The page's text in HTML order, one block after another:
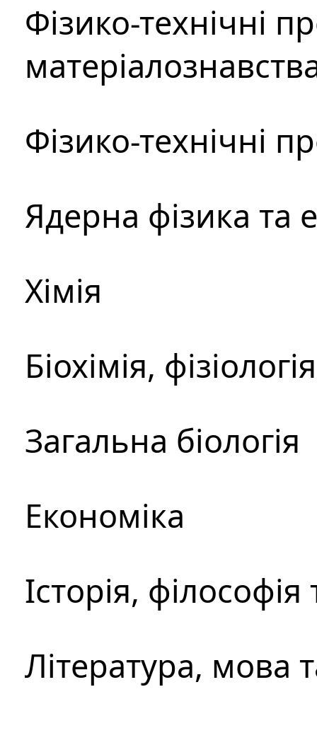
Фізико-технічні
Фізико-технічні
Ядерна фізика та
Хімія
Біохімія,
Загальна біологія
Економіка
Історія,
Література, мова